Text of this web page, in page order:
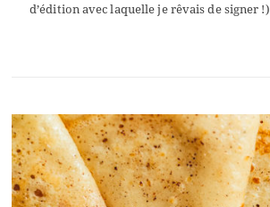
d’édition avec laquelle je rêvais de signer !)